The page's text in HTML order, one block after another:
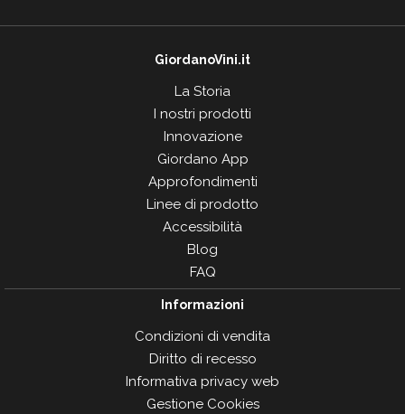
GiordanoVini.it
La Storia
I nostri prodotti
Innovazione
Giordano App
Approfondimenti
Linee di prodotto
Accessibilità
Blog
FAQ
Informazioni
Condizioni di vendita
Diritto di recesso
Informativa privacy web
Gestione Cookies